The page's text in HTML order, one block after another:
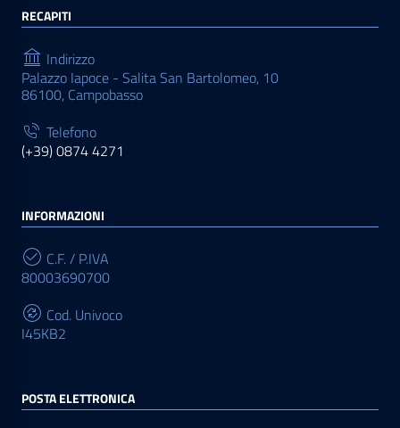
RECAPITI
Indirizzo
Palazzo Iapoce - Salita San Bartolomeo, 10
86100, Campobasso
Telefono
(+39) 0874 4271
INFORMAZIONI
C.F. / P.IVA
80003690700
Cod. Univoco
I45KB2
POSTA ELETTRONICA